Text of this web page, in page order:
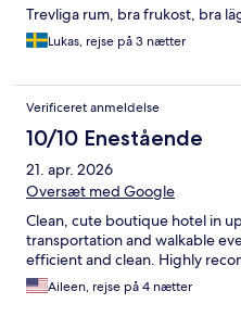
Trevliga rum, bra frukost, bra
Lukas, rejse på 3 nætter
Verificeret anmeldelse
10/10 Enestående
21. apr. 2026
Oversæt med Google
Clean, cute boutique hotel in
transportation and walkable
efficient and clean. Highly
Aileen, rejse på 4 nætter